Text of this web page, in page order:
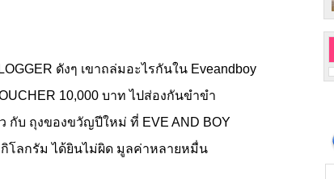
ดังๆ เขาถล่มอะไรกันใน Eveandboy
10,000 บาท ไปส่องกันขำขำ
กับ ถุงของขวัญปีใหม่ ที่ EVE AND BOY
กิโลกรัม ได้ยินไม่ผิด มูลค่าหลายหมื่น